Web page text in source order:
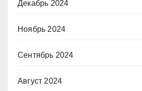
Декабрь 2024
Ноябрь 2024
Сентябрь 2024
Август 2024